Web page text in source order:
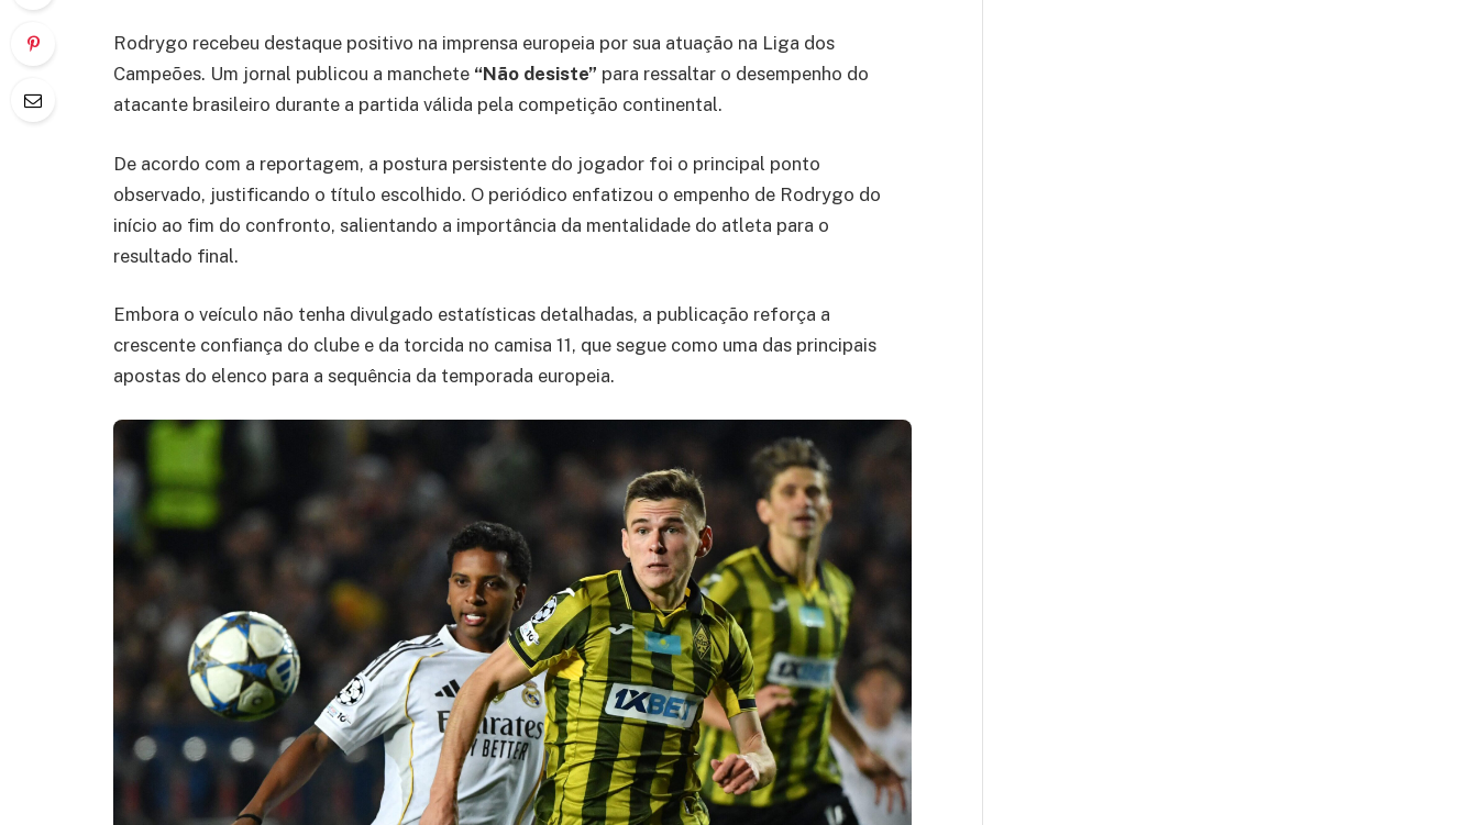
Rodrygo recebeu destaque positivo na imprensa europeia por sua atuação na Liga dos
Campeões. Um jornal publicou a manchete “Não desiste” para ressaltar o desempenho do
atacante brasileiro durante a partida válida pela competição continental.
De acordo com a reportagem, a postura persistente do jogador foi o principal ponto
observado, justificando o título escolhido. O periódico enfatizou o empenho de Rodrygo do
início ao fim do confronto, salientando a importância da mentalidade do atleta para o
resultado final.
Embora o veículo não tenha divulgado estatísticas detalhadas, a publicação reforça a
crescente confiança do clube e da torcida no camisa 11, que segue como uma das principais
apostas do elenco para a sequência da temporada europeia.